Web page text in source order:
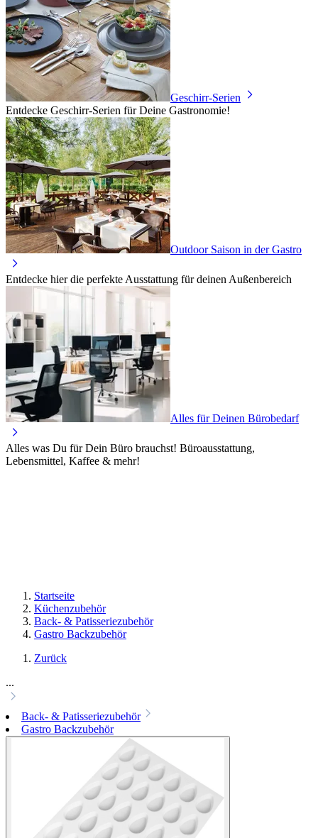
Geschirr-Serien
Entdecke Geschirr-Serien für Deine Gastronomie!
Outdoor Saison in der Gastro
Entdecke hier die perfekte Ausstattung für deinen Außenbereich
Alles für Deinen Bürobedarf
Alles was Du für Dein Büro brauchst! Büroausstattung,
Lebensmittel, Kaffee & mehr!
Startseite
Küchenzubehör
Back- & Patisseriezubehör
Gastro Backzubehör
Zurück
...
Back- & Patisseriezubehör
Gastro Backzubehör